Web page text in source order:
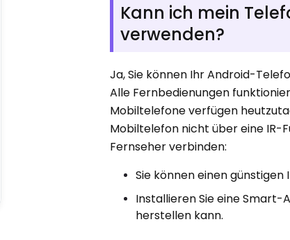
Kann ich mein
verwenden?
Ja, Sie können Ihr Android-
Alle Fernbedienungen
Mobiltelefone verfügen
Mobiltelefon nicht über eine IR-
Fernseher verbinden:
Sie können einen
Installieren Sie eine Smart-
herstellen kann.